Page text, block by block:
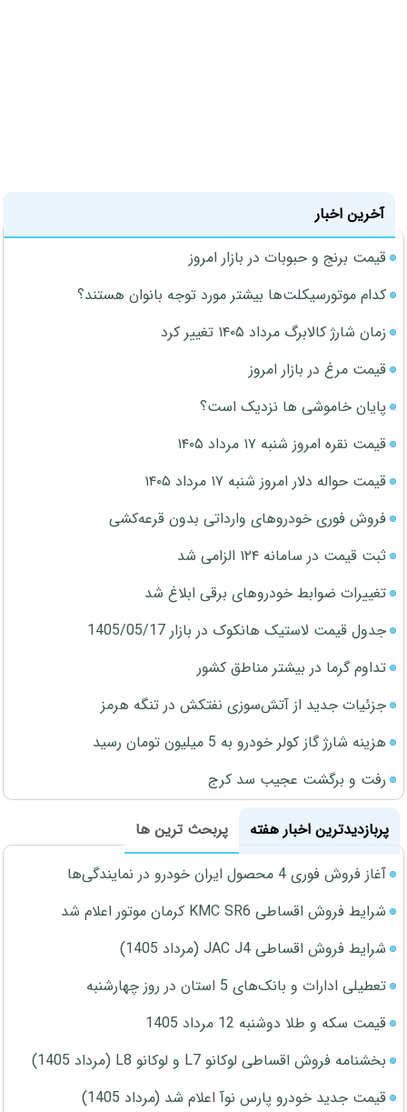
آخرین اخبار
قیمت برنج و حبوبات در بازار امروز
کدام موتورسیکلت‌ها بیشتر مورد توجه بانوان هستند؟
زمان شارژ کالابرگ مرداد ۱۴۰۵ تغییر کرد
قیمت مرغ در بازار امروز
پایان خاموشی ها نزدیک است؟
قیمت نقره امروز شنبه ۱۷ مرداد ۱۴۰۵
قیمت حواله دلار امروز شنبه ۱۷ مرداد ۱۴۰۵
فروش فوری خودروهای وارداتی بدون قرعه‌کشی
ثبت قیمت در سامانه ۱۲۴ الزامی شد
تغییرات ضوابط خودروهای برقی ابلاغ شد
جدول قیمت لاستیک هانکوک در بازار 1405/05/17
تداوم گرما در بیشتر مناطق کشور
جزئیات جدید از آتش‌سوزی نفتکش در تنگه هرمز
هزینه شارژ گاز کولر خودرو به 5 میلیون تومان رسید
رفت و برگشت عجیب سد کرج
پربازدیدترین اخبار هفته
پربحث ترین ها
آغاز فروش فوری 4 محصول ایران خودرو در نمایندگی‌ها
شرایط فروش اقساطی KMC SR6 کرمان موتور اعلام شد
شرایط فروش اقساطی JAC J4 (مرداد 1405)
تعطیلی ادارات و بانک‌های 5 استان در روز چهارشنبه
قیمت سکه و طلا دوشنبه 12 مرداد 1405
بخشنامه فروش اقساطی لوکانو L7 و لوکانو L8 (مرداد 1405)
قیمت جدید خودرو پارس نوآ اعلام شد (مرداد 1405)